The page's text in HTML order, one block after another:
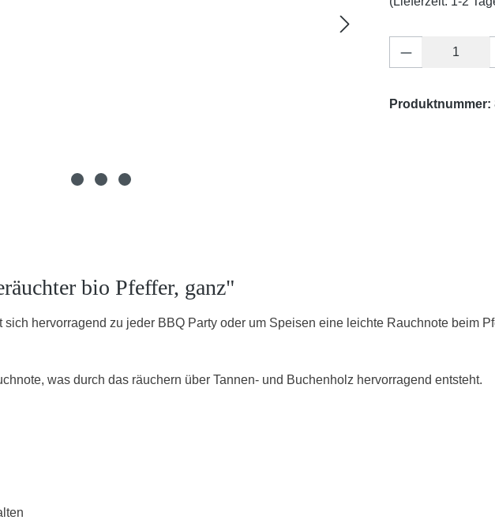
Produkt
Produktnummer:
bio Pfeffer, ganz"
hervorragend zu jeder BBQ Party oder um Speisen eine leichte Rauchnote beim
was durch das räuchern über Tannen- und Buchenholz hervorragend entsteht.